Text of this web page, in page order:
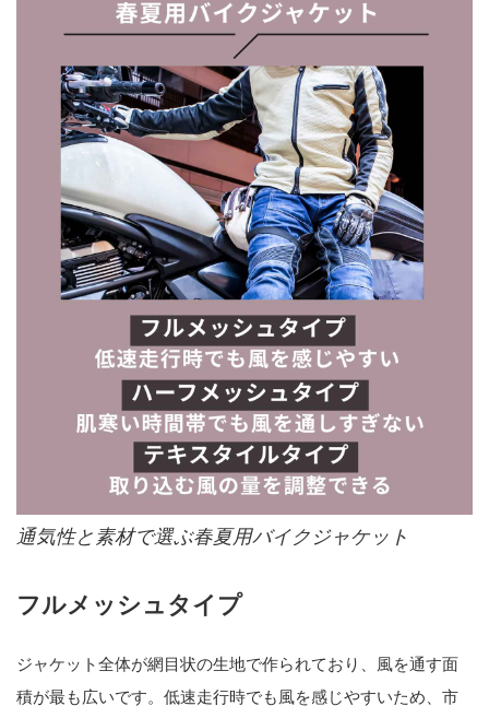
通気性と素材で選ぶ春夏用バイクジャケット
フルメッシュタイプ
ジャケット全体が網目状の生地で作られており、風を通す面
積が最も広いです。低速走行時でも風を感じやすいため、市